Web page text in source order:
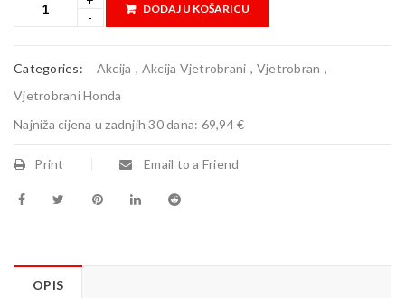
DODAJ U KOŠARICU
Categories: Akcija , Akcija Vjetrobrani , Vjetrobran ,
Vjetrobrani Honda
Najniža cijena u zadnjih 30 dana: 69,94 €
Print Email to a Friend
OPIS